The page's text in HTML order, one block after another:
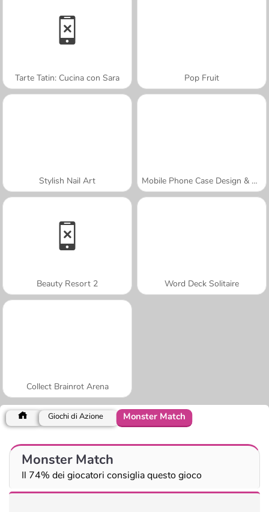
Tarte Tatin: Cucina con Sara Pop Fruit
Stylish Nail Art Mobile Phone Case Design & DIY
Beauty Resort 2 Word Deck Solitaire
Collect Brainrot Arena
Giochi di Azione Monster Match
Monster Match
Il 74% dei giocatori consiglia questo gioco